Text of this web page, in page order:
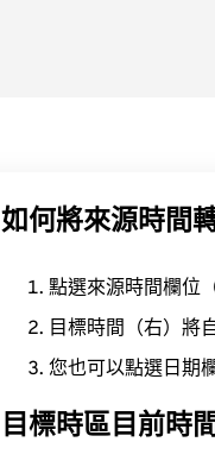
如何將來源時間
點選來源時間欄位
目標時間（右）將
您也可以點選日期
目標時區目前時